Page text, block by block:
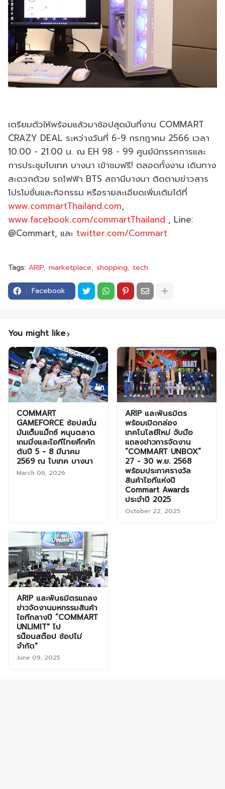
เตรียมตัวให้พร้อมแล้วมาช้อปสุดมันที่งาน COMMART
CRAZY DEAL ระหว่างวันที่ 6-9 กรกฎาคม 2566 เวลา
10.00 - 21.00 น. ณ EH 98 - 99 ศูนย์นิทรรศการและ
การประชุมไบเทค บางนา เข้าชมฟรี! ตลอดทั้งงาน เดินทาง
สะดวกด้วย รถไฟฟ้า BTS สถานีบางนา ติดตามข่าวสาร
โปรโมชั่นและกิจกรรม หรือรายละเอียดเพิ่มเติมได้ที่
www.commartThailand.com,
www.facebook.com/commartThailand , Line:
@Commart, และ twitter.com/Commart
Tags: ARIP marketplace shopping tech
Facebook
You might like
COMMART
GAMEFORCE ช้อปสนั่น
มันเต็มแม็กซ์ หนุนตลาด
เกมมิ่งและไอทีไทยคึกคัก
ต้นปี 5 - 8 มีนาคม
2569 ณ ไบเทค บางนา
March 06, 2026
ARIP และพันธมิตร
พร้อมเปิดกล่อง
เทคโนโลยีใหม่ จับมือ
แถลงข่าวการจัดงาน
“COMMART UNBOX”
27 - 30 พ.ย. 2568
พร้อมประกาศรางวัล
สินค้าไอทีแห่งปี
Commart Awards
ประจำปี 2025
October 22, 2025
ARIP และพันธมิตรแถลง
ข่าวจัดงานมหกรรมสินค้า
ไอทีกลางปี “COMMART
UNLIMIT" โป
รน็อนสต๊อป ช้อปไม่
จำกัด"
June 09, 2025